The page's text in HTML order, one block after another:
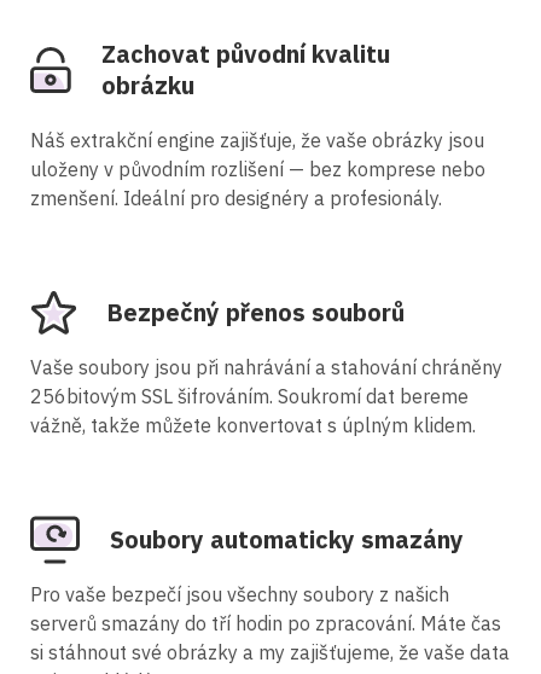
Zachovat původní kvalitu
obrázku
Náš extrakční engine zajišťuje, že vaše obrázky jsou
uloženy v původním rozlišení — bez komprese nebo
zmenšení. Ideální pro designéry a profesionály.
Bezpečný přenos souborů
Vaše soubory jsou při nahrávání a stahování chráněny
256bitovým SSL šifrováním. Soukromí dat bereme
vážně, takže můžete konvertovat s úplným klidem.
Soubory automaticky smazány
Pro vaše bezpečí jsou všechny soubory z našich
serverů smazány do tří hodin po zpracování. Máte čas
si stáhnout své obrázky a my zajišťujeme, že vaše data